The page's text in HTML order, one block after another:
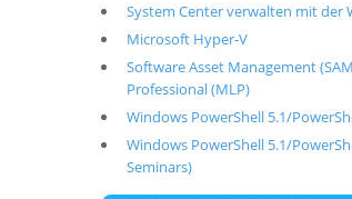
System Center verwalten mit der
Microsoft Hyper-V
Software Asset Management
Professional (MLP)
Windows PowerShell 5.1/
Windows PowerShell 5.1/
Seminars)